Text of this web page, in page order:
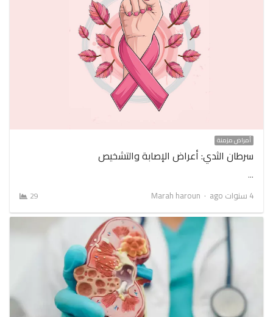
أمراض مزمنة
سرطان الثدي: أعراض الإصابة والتشخيص
…
4 سنوات ago
Author
Marah haroun
29